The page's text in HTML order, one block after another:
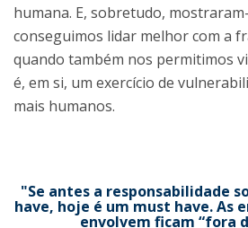
humana. E, sobretudo,
conseguimos lidar melhor com a
quando também nos permitimos
é, em si, um exercício de
mais humanos.
"Se antes a responsabilidade
have, hoje é um must have. As
envolvem ficam “fora